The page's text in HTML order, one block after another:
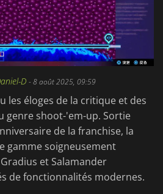
D -8 août 2025, 09:59
les éloges de la critique et des
genre shoot-'em-up. Sortie
de la franchise, la
gamme soigneusement
et Salamander
de fonctionnalités modernes.